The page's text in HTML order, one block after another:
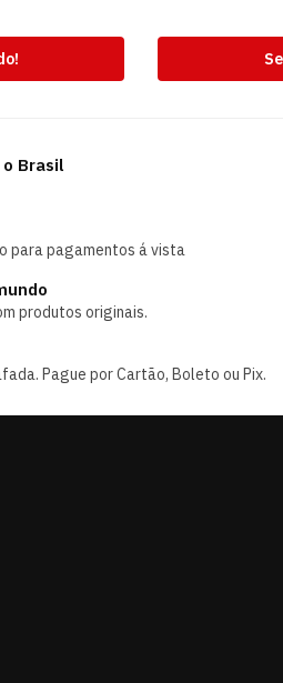
Brasil
para pagamentos á vista
produtos originais.
Pague por Cartão, Boleto ou Pix.